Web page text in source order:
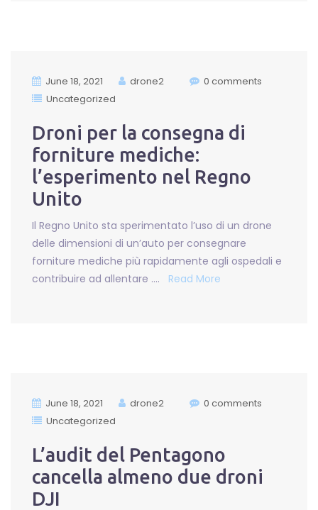
June 18, 2021 drone2
0 comments
Uncategorized
Droni per la consegna di
forniture mediche:
l’esperimento nel Regno
Unito
Il Regno Unito sta sperimentato l’uso di un drone
delle dimensioni di un’auto per consegnare
forniture mediche più rapidamente agli ospedali e
contribuire ad allentare ….
Read More
June 18, 2021 drone2
0 comments
Uncategorized
L’audit del Pentagono
cancella almeno due droni
DJI